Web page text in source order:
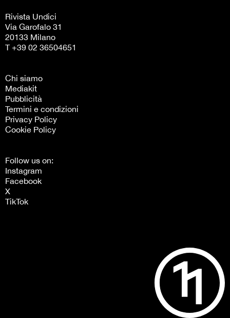
Rivista Undici
Via Garofalo 31
20133 Milano
T +39 02 36504651
Chi siamo
Mediakit
Pubblicità
Termini e condizioni
Privacy Policy
Cookie Policy
Follow us on:
Instagram
Facebook
X
TikTok